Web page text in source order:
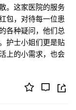
。这家医院的服务
包，对待每一位患
各种疑问，他们总
护士小姐们更是贴
上的小需求，也会